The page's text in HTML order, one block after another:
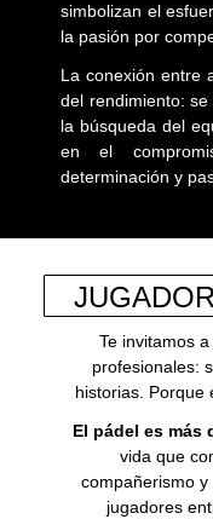
simbolizan el
la pasión por
La conexión entre
del rendimiento: se
la búsqueda del
en el
determinación y
Te invitamos
profesionales:
historias. Porque
El pádel es más
vida que
compañerismo
jugadores